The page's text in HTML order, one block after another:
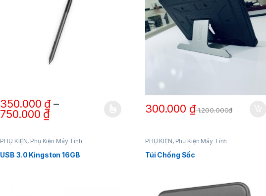
350.000 ₫–
750.000 ₫
Sản phẩm này có nhiều biến thể. Các tùy chọn có thể được chọn trên trang sản phẩm
300.000 ₫1.200.000đ
PHỤ KIỆN, Phụ Kiện Máy Tính
USB 3.0 Kingston 16GB
PHỤ KIỆN, Phụ Kiện Máy Tính
Túi Chống Sốc